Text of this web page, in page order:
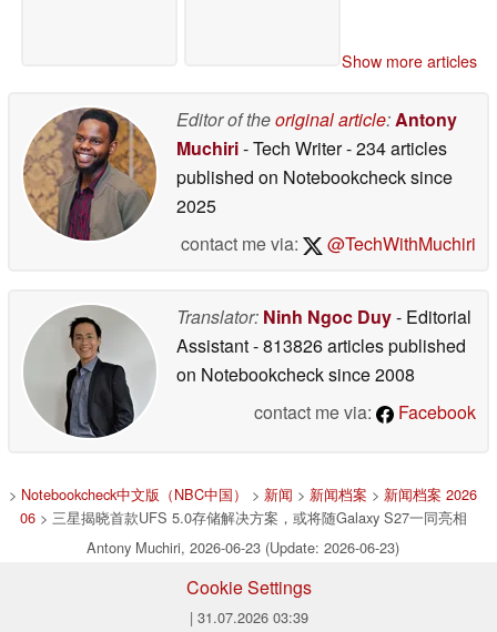
Show more articles
Editor of theoriginal article:Antony
Muchiri- Tech Writer- 234 articles
published on Notebookchecksince
2025
contact me via:
@TechWithMuchiri
Translator: Ninh Ngoc Duy- Editorial
Assistant- 813826 articles published
on Notebookchecksince 2008
contact me via:
Facebook
> Notebookcheck中文版（NBC中国） > 新闻 > 新闻档案 > 新闻档案 2026
06> 三星揭晓首款UFS 5.0存储解决方案，或将随Galaxy S27一同亮相
Antony Muchiri, 2026-06-23 (Update: 2026-06-23)
Cookie Settings
| 31.07.2026 03:39